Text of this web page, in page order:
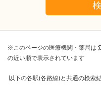
※このページの医療機関・薬局は
の近い順で表示されています
以下の各駅(各路線)と共通の検索